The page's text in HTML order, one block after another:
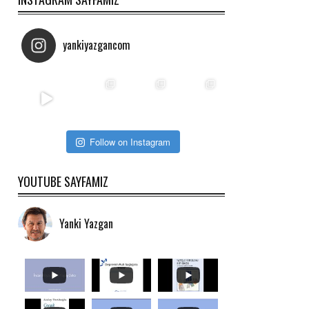
yankiyazgancom
Follow on Instagram
YOUTUBE SAYFAMIZ
Yanki Yazgan